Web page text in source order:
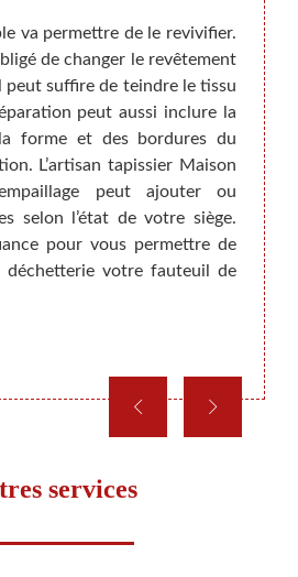
va permettre de le revivifier.
de changer le revêtement
peut suffire de teindre le tissu
peut aussi inclure la
forme et des bordures du
L’artisan tapissier Maison
peut ajouter ou
selon l’état de votre siège.
pour vous permettre de
déchetterie votre fauteuil de
Il est
Pour
une
services